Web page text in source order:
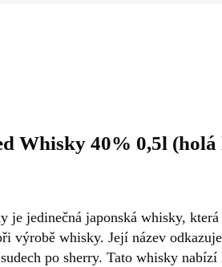
Whisky 40% 0,5l (holá
je jedinečná japonská whisky,
výrobě whisky. Její název
po sherry. Tato whisky